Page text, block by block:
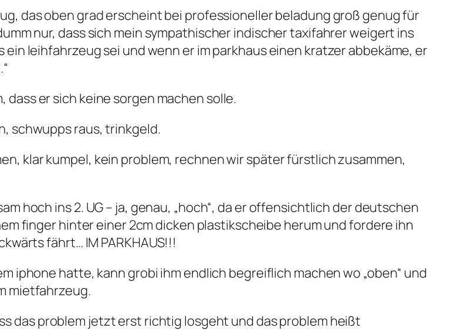
das oben grad erscheint bei professioneller beladung groß genug für
nur, dass sich mein sympathischer indischer taxifahrer weigert ins
leihfahrzeug sei und wenn er im parkhaus einen kratzer abbekäme, er
er sich keine sorgen machen solle.
schwupps raus, trinkgeld.
klar kumpel, kein problem, rechnen wir später fürstlich zusammen,
hoch ins 2. UG – ja, genau, „hoch“, da er offensichtlich der deutschen
finger hinter einer 2cm dicken plastikscheibe herum und fordere ihn
fährt… IM PARKHAUS!!!
iphone hatte, kann grobi ihm endlich begreiflich machen wo „oben“ und
mietfahrzeug.
das problem jetzt erst richtig losgeht und das problem heißt